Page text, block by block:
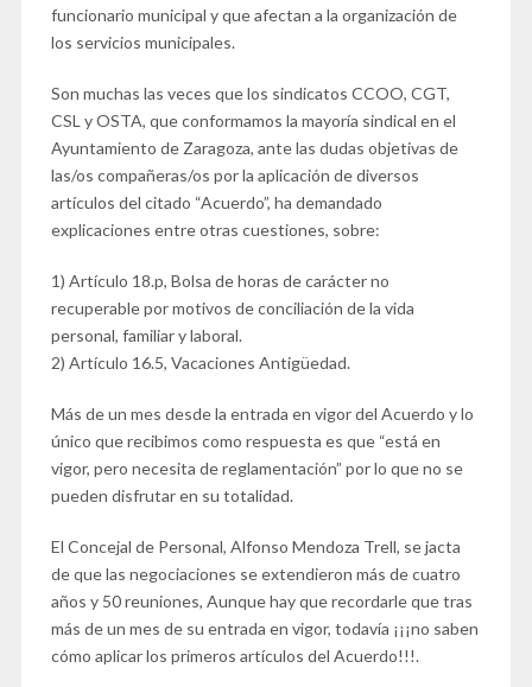
funcionario municipal y que afectan a la organización de
los servicios municipales.
Son muchas las veces que los sindicatos CCOO, CGT,
CSL y OSTA, que conformamos la mayoría sindical en el
Ayuntamiento de Zaragoza, ante las dudas objetivas de
las/os compañeras/os por la aplicación de diversos
artículos del citado “Acuerdo”, ha demandado
explicaciones entre otras cuestiones, sobre:
1) Artículo 18.p, Bolsa de horas de carácter no
recuperable por motivos de conciliación de la vida
personal, familiar y laboral.
2) Artículo 16.5, Vacaciones Antigüedad.
Más de un mes desde la entrada en vigor del Acuerdo y lo
único que recibimos como respuesta es que “está en
vigor, pero necesita de reglamentación” por lo que no se
pueden disfrutar en su totalidad.
El Concejal de Personal, Alfonso Mendoza Trell, se jacta
de que las negociaciones se extendieron más de cuatro
años y 50 reuniones, Aunque hay que recordarle que tras
más de un mes de su entrada en vigor, todavía ¡¡¡no saben
cómo aplicar los primeros artículos del Acuerdo!!!.